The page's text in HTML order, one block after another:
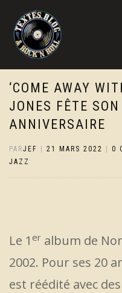
‘COME AWAY
JONES FÊTE
ANNIVERSAIRE
PARJEF 21 MARS 2022 0
JAZZ
Le 1 er album de
2002. Pour ses 20
est réédité avec